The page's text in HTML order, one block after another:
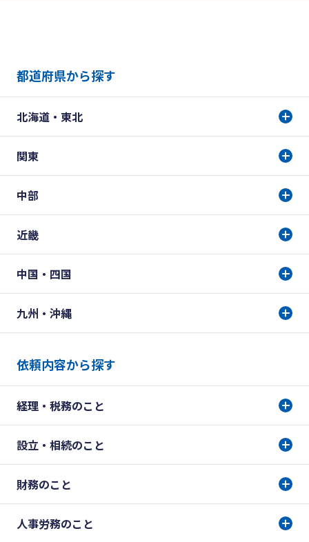
都道府県から探す
北海道・東北
関東
中部
近畿
中国・四国
九州・沖縄
依頼内容から探す
経理・税務のこと
設立・相続のこと
財務のこと
人事労務のこと